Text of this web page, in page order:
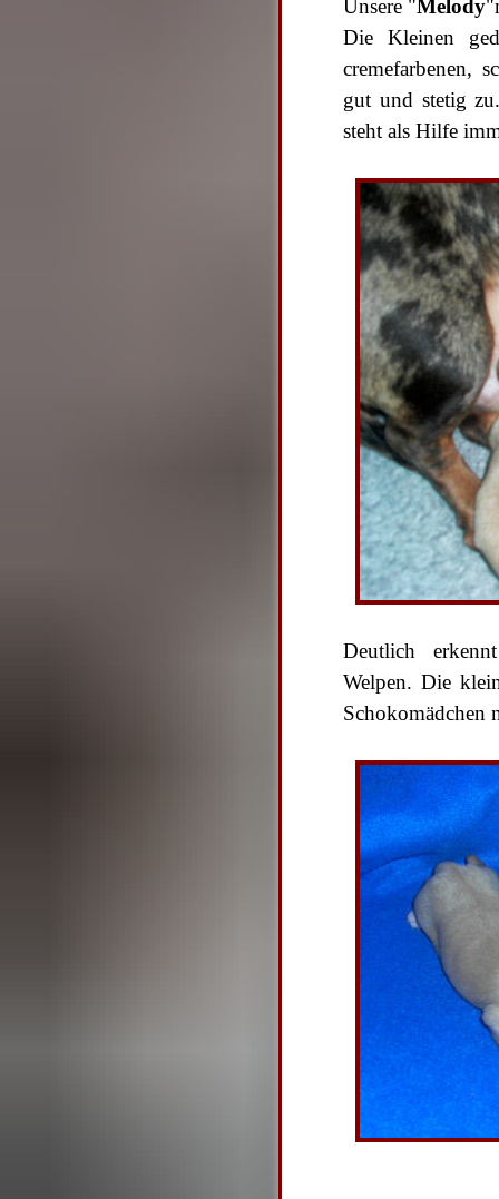
Unsere "Melody
Die Kleinen
cremefarbenen,
gut und stetig
steht als Hilfe
Deutlich
Welpen. Die
Schokomädchen